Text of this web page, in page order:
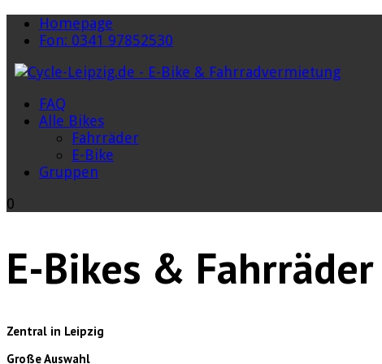
Homepage
Fon: 0341 97852530
FAQ
Alle Bikes
Fahrräder
E-Bike
Gruppen
0
E-Bikes &
Zentral in Leipzig
Große Auswahl